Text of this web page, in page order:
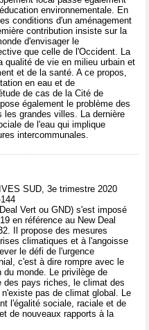
environnementale. En
conditions d'un aménagement
contribution insiste sur la
d'envisager le
que celle de l'Occident. La
qualité de vie en milieu urbain et
et de la santé. A ce propos,
en eau et de
de cas de la Cité de
également le problème des
les grandes villes. La dernière
de l'eau qui implique
intercommunales.
SUD, 3e trimestre 2020
Vert ou GND) s'est imposé
en référence au New Deal
Il propose des mesures
climatiques et à l'angoisse
le défi de l'urgence
c'est à dire rompre avec le
monde. Le privilège de
des pays riches, le climat des
pas de climat global. Le
l'égalité sociale, raciale et de
de nouveaux rapports à la